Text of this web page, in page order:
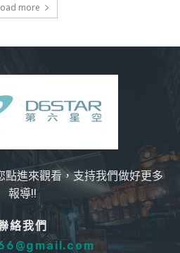
more
點進來觀看，支持我們做好更多
報導!!
絡我們